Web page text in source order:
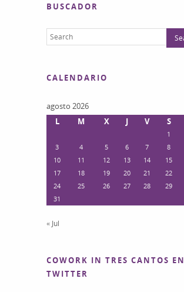
BUSCADOR
CALENDARIO
agosto 2026
L
M X J V S
1
3
4 5 6 7 8
10
11 12 13 14 15
17
18 19 20 21 22
24
25 26 27 28 29
31
« Jul
COWORK IN TRES CANTOS EN
TWITTER